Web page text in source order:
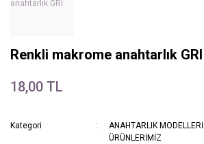
Renkli makrome anahtarlık GRI
18,00 TL
Kategori ANAHTARLIK MODELLERİ
ÜRÜNLERİMİZ